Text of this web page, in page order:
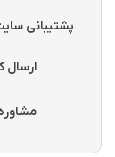
پشتیبانی سایت از
ارسال کالا از